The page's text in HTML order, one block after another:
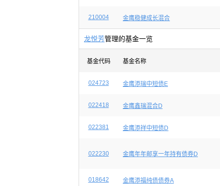
210004 金鹰稳健成长混合
龙悦芳管理的基金一览
基金代码 基金名称
024723 金鹰添瑞中短债E
022418 金鹰鑫瑞混合D
022381 金鹰添祥中短债D
022230 金鹰年年邮享一年持有债券D
018642 金鹰添福纯债债券A